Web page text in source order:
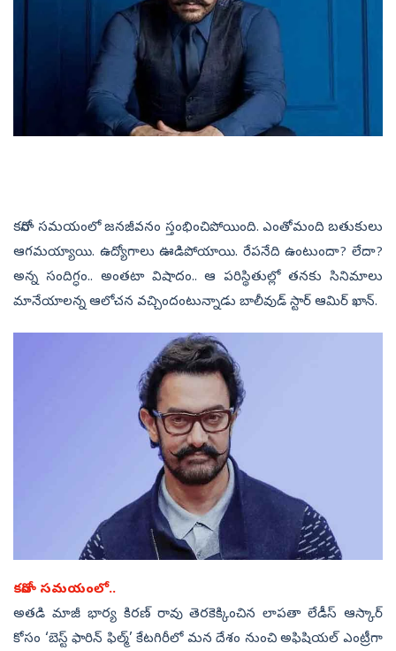
కరోనా సమయంలో జనజీవనం స్తంభించిపోయింది. ఎంతోమంది బతుకులు
ఆగమయ్యాయి. ఉద్యోగాలు ఊడిపోయాయి. రేపనేది ఉంటుందా? లేదా?
అన్న సందిగ్ధం.. అంతటా విషాదం.. ఆ పరిస్థితుల్లో తనకు సినిమాలు
మానేయాలన్న ఆలోచన వచ్చిందంటున్నాడు బాలీవుడ్‌ స్టార్‌ ఆమిర్‌ ఖాన్‌.
కరోనా సమయంలో..
అతడి మాజీ భార్య కిరణ్‌ రావు తెరకెక్కించిన లాపతా లేడీస్‌ ఆస్కార్‌
కోసం ‘బెస్ట్‌ ఫారిన్‌ ఫిల్మ్‌’ కేటగిరీలో మన దేశం నుంచి అఫిషియల్‌ ఎంట్రీగా